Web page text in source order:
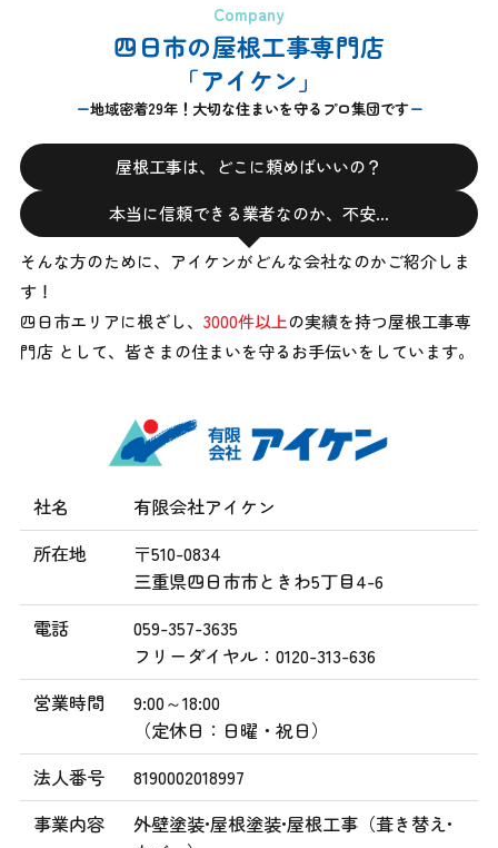
Company
四日市の屋根工事専門店
「アイケン」
地域密着29年！大切な住まいを守るプロ集団です
屋根工事は、どこに頼めばいいの？
本当に信頼できる業者なのか、不安…
そんな方のために、アイケンがどんな会社なのかご紹介しま
す！
四日市エリアに根ざし、 3000件以上の実績を持つ屋根工事専
門店 として、 皆さまの住まいを守るお手伝いをしています。
社名
有限会社アイケン
所在地
〒510-0834
三重県四日市市ときわ5丁目4-6
電話
059-357-3635
フリーダイヤル：0120-313-636
営業時間
9:00～18:00
（定休日：日曜・祝日）
法人番号
8190002018997
事業内容
外壁塗装•屋根塗装•屋根工事（葺き替え•